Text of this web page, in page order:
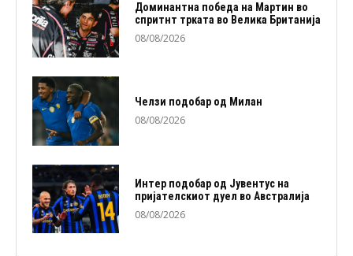
Доминантна победа на Мартин во
спритнт трката во Велика Британија
08/08/2026
Челзи подобaр од Милан
08/08/2026
Интер подобар од Јувентус на
пријателскиот дуел во Австралија
08/08/2026